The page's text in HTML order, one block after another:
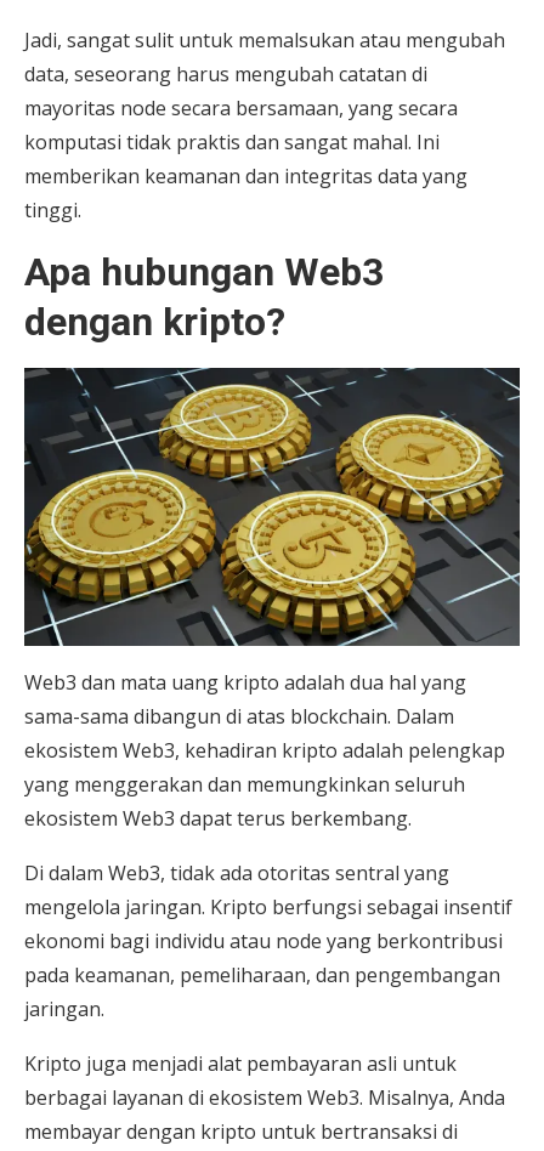
Jadi, sangat sulit untuk memalsukan atau mengubah
data, seseorang harus mengubah catatan di
mayoritas node secara bersamaan, yang secara
komputasi tidak praktis dan sangat mahal. Ini
memberikan keamanan dan integritas data yang
tinggi.
Apa hubungan Web3
dengan kripto?
Web3 dan mata uang kripto adalah dua hal yang
sama-sama dibangun di atas blockchain. Dalam
ekosistem Web3, kehadiran kripto adalah pelengkap
yang menggerakan dan memungkinkan seluruh
ekosistem Web3 dapat terus berkembang.
Di dalam Web3, tidak ada otoritas sentral yang
mengelola jaringan. Kripto berfungsi sebagai insentif
ekonomi bagi individu atau node yang berkontribusi
pada keamanan, pemeliharaan, dan pengembangan
jaringan.
Kripto juga menjadi alat pembayaran asli untuk
berbagai layanan di ekosistem Web3. Misalnya, Anda
membayar dengan kripto untuk bertransaksi di